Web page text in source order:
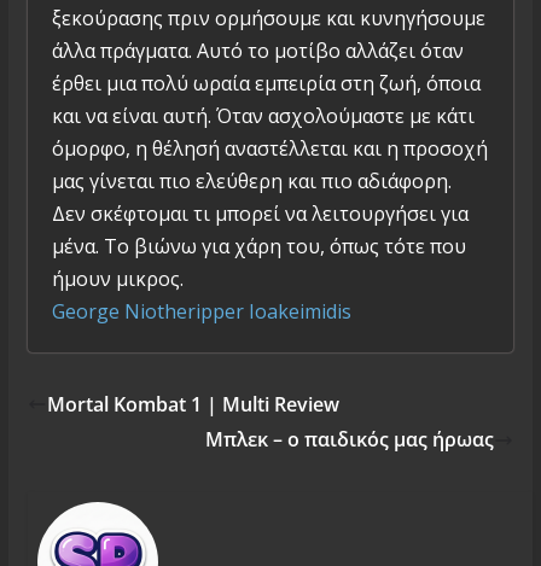
ξεκούρασης πριν ορμήσουμε και κυνηγήσουμε
άλλα πράγματα. Αυτό το μοτίβο αλλάζει όταν
έρθει μια πολύ ωραία εμπειρία στη ζωή, όποια
και να είναι αυτή. Όταν ασχολούμαστε με κάτι
όμορφο, η θέλησή αναστέλλεται και η προσοχή
μας γίνεται πιο ελεύθερη και πιο αδιάφορη.
Δεν σκέφτομαι τι μπορεί να λειτουργήσει για
μένα. Το βιώνω για χάρη του, όπως τότε που
ήμουν μικρος.
George Niotheripper Ioakeimidis
Mortal Kombat 1 | Multi Review
Μπλεκ – ο παιδικός μας ήρωας